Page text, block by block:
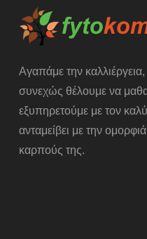
Αγαπάμε την
συνεχώς θέλουμε να
εξυπηρετούμε με τον
ανταμείβει με την
καρπούς της.